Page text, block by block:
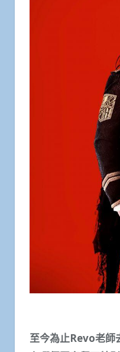
至今為止Revo老師